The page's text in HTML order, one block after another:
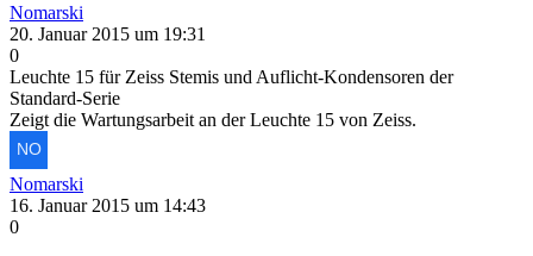
Nomarski
20. Januar 2015 um 19:31
0
Leuchte 15 für Zeiss Stemis und Auflicht-Kondensoren der
Standard-Serie
Zeigt die Wartungsarbeit an der Leuchte 15 von Zeiss.
Nomarski
16. Januar 2015 um 14:43
0